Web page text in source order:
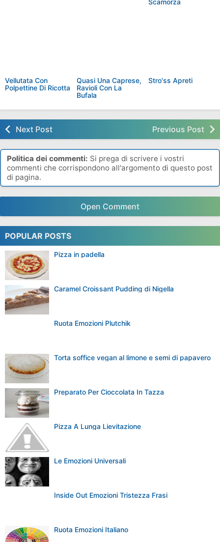
Quasi Una Caprese,
Next Post Previous Post
Politica dei commenti:
commenti che corrispondono all'argomento di questo post
di pagina.
Open Comment
POPULAR POSTS